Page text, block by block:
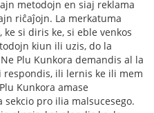
metodojn en siaj reklama
riĉaĵojn. La merkatuma
si diris ke, si eble venkos
kiun ili uzis, do la
Plu Kunkora demandis al la
respondis, ili lernis ke ili mem
Kunkora amase
pro ilia malsucesego.